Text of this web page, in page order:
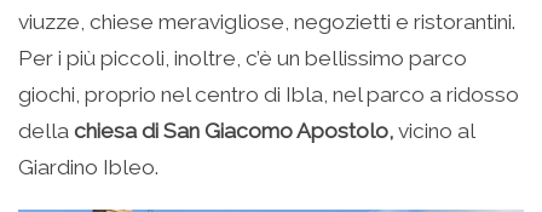
viuzze, chiese meravigliose, negozietti e ristorantini.
Per i più piccoli, inoltre, c’è un bellissimo parco
giochi, proprio nel centro di Ibla, nel parco a ridosso
della chiesa di San Giacomo Apostolo, vicino al
Giardino Ibleo.